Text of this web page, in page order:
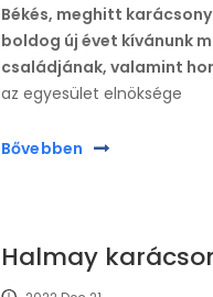
Békés, meghitt
boldog új évet kívánunk
családjának, valamint
az egyesület elnöksége
Bővebben
Halmay